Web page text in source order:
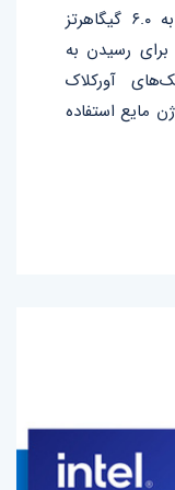
آورکلاک، فرکانس هسته P خود را به ۶.۰ گیگاهرتز
رسیدن به
آورکلاک
مایع استفاده